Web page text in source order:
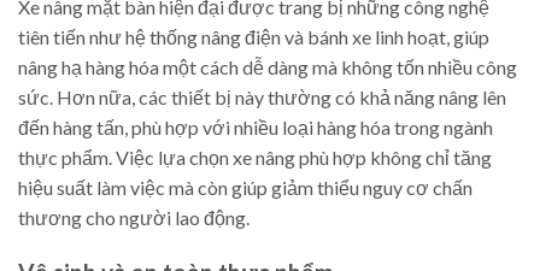
Xe nâng mặt bàn hiện đại được trang bị những công nghệ
tiên tiến như hệ thống nâng điện và bánh xe linh hoạt, giúp
nâng hạ hàng hóa một cách dễ dàng mà không tốn nhiều công
sức. Hơn nữa, các thiết bị này thường có khả năng nâng lên
đến hàng tấn, phù hợp với nhiều loại hàng hóa trong ngành
thực phẩm. Việc lựa chọn xe nâng phù hợp không chỉ tăng
hiệu suất làm việc mà còn giúp giảm thiểu nguy cơ chấn
thương cho người lao động.